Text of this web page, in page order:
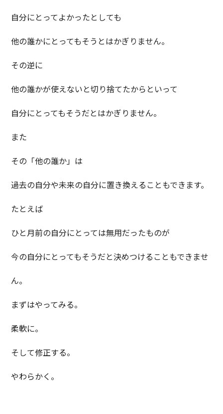
自分にとってよかったとしても
他の誰かにとってもそうとはかぎりません。
その逆に
他の誰かが使えないと切り捨てたからといって
自分にとってもそうだとはかぎりません。
また
その「他の誰か」は
過去の自分や未来の自分に置き換えることもできます。
たとえば
ひと月前の自分にとっては無用だったものが
今の自分にとってもそうだと決めつけることもできませ
ん。
まずはやってみる。
柔軟に。
そして修正する。
やわらかく。